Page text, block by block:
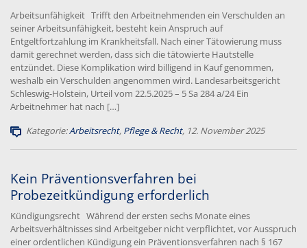
Arbeitsunfähigkeit Trifft den Arbeitnehmenden ein Verschulden an
seiner Arbeitsunfähigkeit, besteht kein Anspruch auf
Entgeltfortzahlung im Krankheitsfall. Nach einer Tätowierung muss
damit gerechnet werden, dass sich die tätowierte Hautstelle
entzündet. Diese Komplikation wird billigend in Kauf genommen,
weshalb ein Verschulden angenommen wird. Landesarbeitsgericht
Schleswig-Holstein, Urteil vom 22.5.2025 – 5 Sa 284 a/24 Ein
Arbeitnehmer hat nach […]
Kategorie:Arbeitsrecht, Pflege & Recht, 12. November 2025
Kein Präventionsverfahren bei
Probezeitkündigung erforderlich
Kündigungsrecht Während der ersten sechs Monate eines
Arbeitsverhältnisses sind Arbeitgeber nicht verpflichtet, vor Ausspruch
einer ordentlichen Kündigung ein Präventionsverfahren nach § 167